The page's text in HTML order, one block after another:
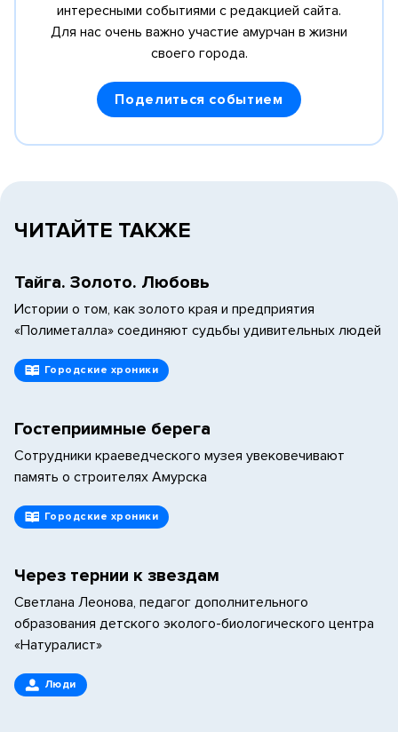
интересными событиями с редакцией сайта.
Для нас очень важно участие амурчан в жизни
своего города.
Поделиться событием
ЧИТАЙТЕ ТАКЖЕ
Тайга. Золото. Любовь
Истории о том, как золото края и предприятия
«Полиметалла» соединяют судьбы удивительных людей
Городские хроники
Гостеприимные берега
Сотрудники краеведческого музея увековечивают
память о строителях Амурска
Городские хроники
Через тернии к звездам
Светлана Леонова, педагог дополнительного
образования детского эколого-биологического центра
«Натуралист»
Люди